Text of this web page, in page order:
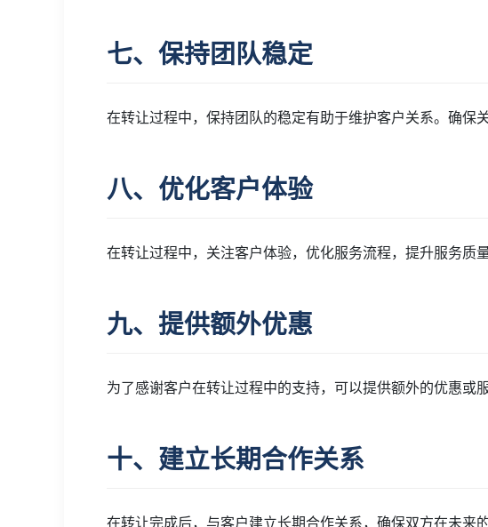
七、保持团队稳定
在转让过程中，保持团队的稳定有助于维护客户关系。确保
八、优化客户体验
在转让过程中，关注客户体验，优化服务流程，提升服务质
九、提供额外优惠
为了感谢客户在转让过程中的支持，可以提供额外的优惠或
十、建立长期合作关系
在转让完成后，与客户建立长期合作关系，确保双方在未来